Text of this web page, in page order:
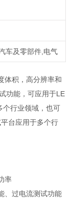
车及零部件,电气
体积，高分辨率和
功能，可应用于LE
个行业领域，也可
台应用于多个行
率
、过电流测试功能